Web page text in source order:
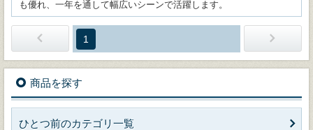
も優れ、一年を通して幅広いシーンで活躍します。
1
商品を探す
ひとつ前のカテゴリ一覧